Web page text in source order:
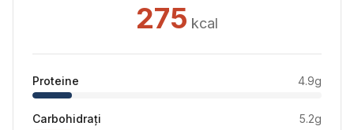
275 kcal
Proteine 4.9g
Carbohidrați 5.2g